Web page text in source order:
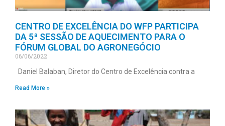
CENTRO DE EXCELÊNCIA DO WFP PARTICIPA
DA 5ª SESSÃO DE AQUECIMENTO PARA O
FÓRUM GLOBAL DO AGRONEGÓCIO
06/06/2022
Daniel Balaban, Diretor do Centro de Excelência contra a
Read More »